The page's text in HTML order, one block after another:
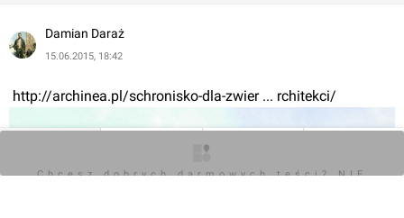
Damian Daraż
15.06.2015, 18:42
http://archinea.pl/schronisko-dla-zwier ... rchitekci/
Chcesz dobrych darmowych teści? NIE